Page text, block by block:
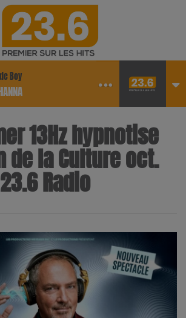
Boy
13Hz hypnotise
de la Culture oct.
Radio